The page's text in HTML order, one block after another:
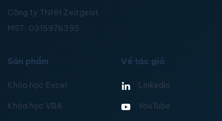
Công ty TNHH Zeitgeist
MST: 0315976395
Sản phẩm
Khóa học Excel
Khóa học VBA
Về tác giả
Linkedin
YouTube